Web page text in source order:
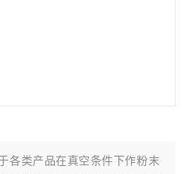
各类产品在真空条件下作粉末